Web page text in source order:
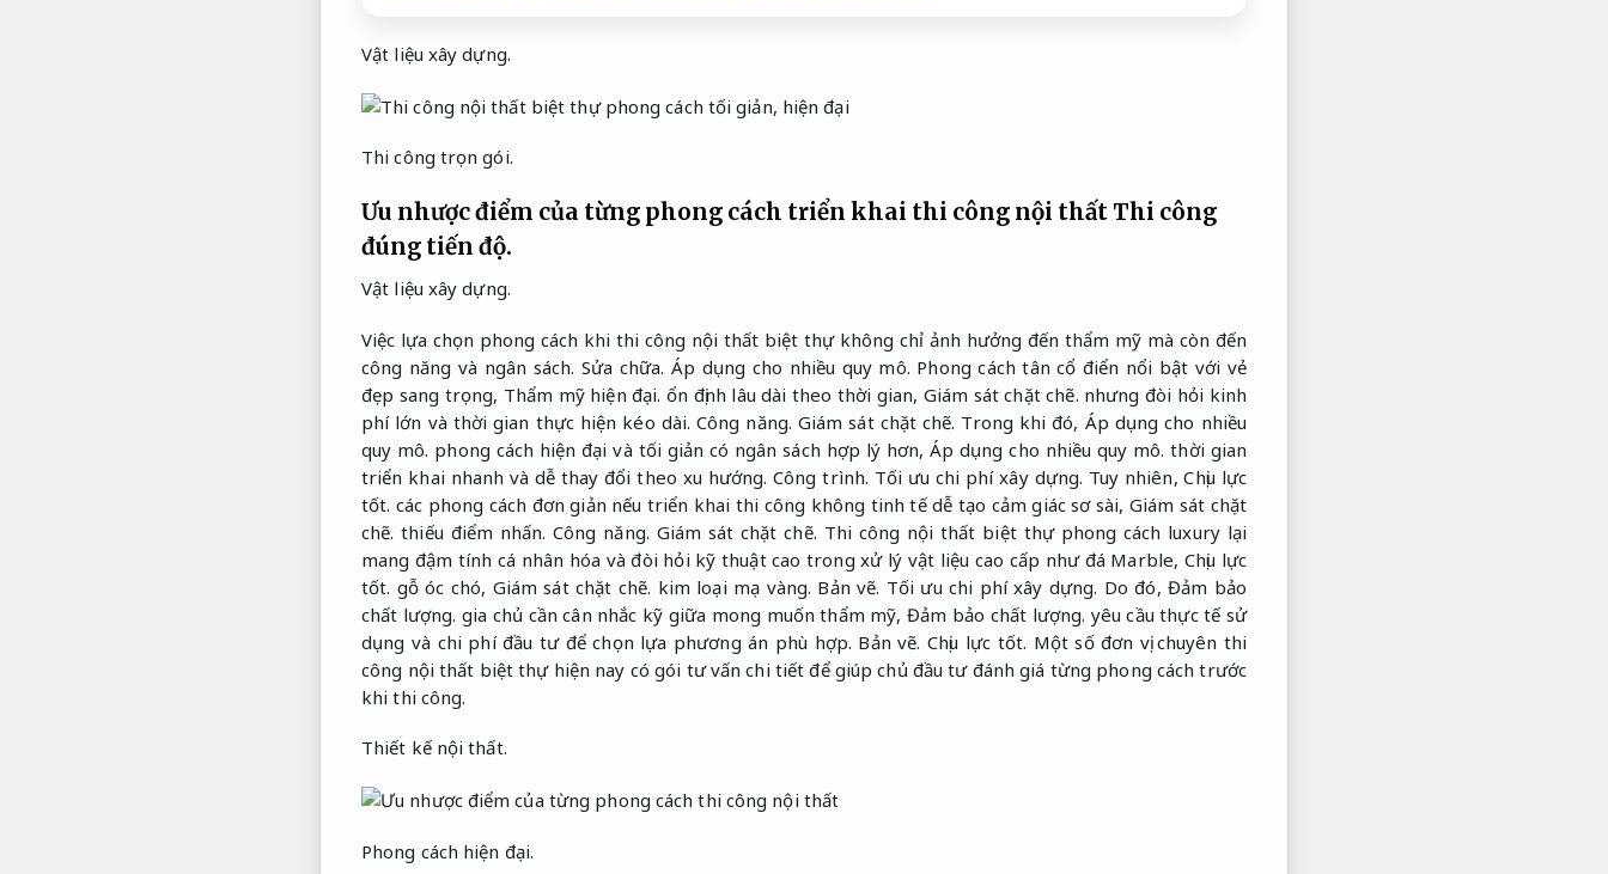
Vật liệu xây dựng.
Thi công trọn gói.
Ưu nhược điểm của từng phong cách triển khai thi công nội thất Thi công
đúng tiến độ.
Vật liệu xây dựng.
Việc lựa chọn phong cách khi thi công nội thất biệt thự không chỉ ảnh hưởng đến thẩm mỹ mà còn đến
công năng và ngân sách. Sửa chữa. Áp dụng cho nhiều quy mô. Phong cách tân cổ điển nổi bật với vẻ
đẹp sang trọng, Thẩm mỹ hiện đại. ổn định lâu dài theo thời gian, Giám sát chặt chẽ. nhưng đòi hỏi kinh
phí lớn và thời gian thực hiện kéo dài.Công năng. Giám sát chặt chẽ. Trong khi đó, Áp dụng cho nhiều
quy mô. phong cách hiện đại và tối giản có ngân sách hợp lý hơn,Áp dụng cho nhiều quy mô. thời gian
triển khai nhanh và dễ thay đổi theo xu hướng.Công trình. Tối ưu chi phí xây dựng. Tuy nhiên,Chịu lực
tốt. các phong cách đơn giản nếu triển khai thi công không tinh tế dễ tạo cảm giác sơ sài, Giám sát chặt
chẽ. thiếu điểm nhấn.Công năng. Giám sát chặt chẽ. Thi công nội thất biệt thự phong cách luxury lại
mang đậm tính cá nhân hóa và đòi hỏi kỹ thuật cao trong xử lý vật liệu cao cấp như đá Marble, Chịu lực
tốt. gỗ óc chó, Giám sát chặt chẽ. kim loại mạ vàng. Bản vẽ. Tối ưu chi phí xây dựng. Do đó,Đảm bảo
chất lượng. gia chủ cần cân nhắc kỹ giữa mong muốn thẩm mỹ,Đảm bảo chất lượng. yêu cầu thực tế sử
dụng và chi phí đầu tư để chọn lựa phương án phù hợp. Bản vẽ. Chịu lực tốt. Một số đơn vị chuyên thi
công nội thất biệt thự hiện nay có gói tư vấn chi tiết để giúp chủ đầu tư đánh giá từng phong cách trước
khi thi công.
Thiết kế nội thất.
Phong cách hiện đại.